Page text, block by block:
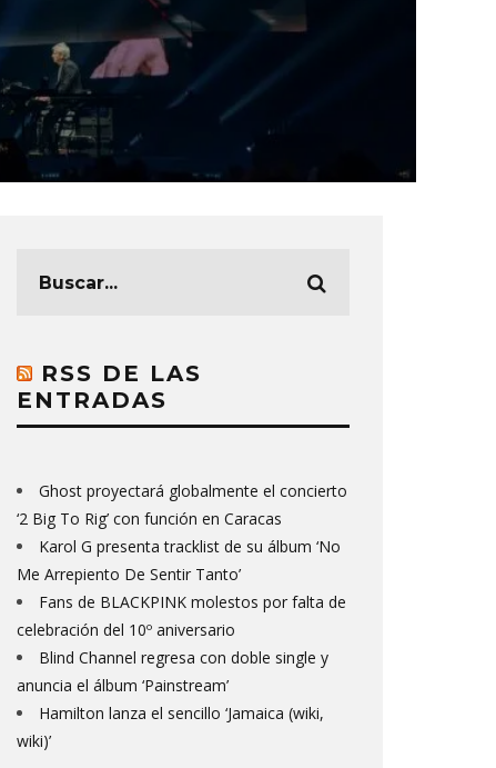
RSS DE LAS
ENTRADAS
Ghost proyectará globalmente el concierto
‘2 Big To Rig’ con función en Caracas
Karol G presenta tracklist de su álbum ‘No
Me Arrepiento De Sentir Tanto’
Fans de BLACKPINK molestos por falta de
celebración del 10º aniversario
Blind Channel regresa con doble single y
anuncia el álbum ‘Painstream’
Hamilton lanza el sencillo ‘Jamaica (wiki,
wiki)’